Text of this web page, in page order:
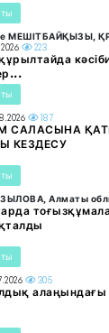
МЕШІТБАЙҚЫЗЫ, ҚР
223
187
САЛАСЫНА
КЕЗДЕСУ
Алматы
305
алаңындағы